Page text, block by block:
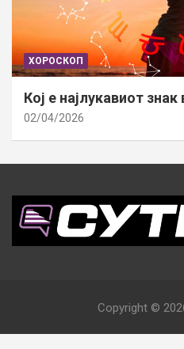
ХОРОСКОП
Кој е најлукавиот знак
02/04/2026
Copyright ©